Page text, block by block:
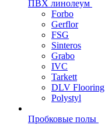
ПВХ линолеум
Forbo
Gerflor
FSG
Sinteros
Grabo
IVC
Tarkett
DLV Flooring
Polystyl
Пробковые полы